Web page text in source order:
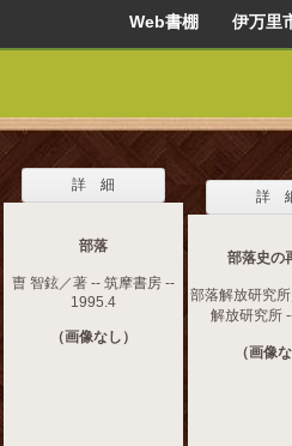
Web書棚 伊万里
詳 細
部落
曺 智鉉／著 -- 筑摩書房 --
1995.4
（画像なし）
詳
部落史の
部落解放研究
解放研究所
（画像な